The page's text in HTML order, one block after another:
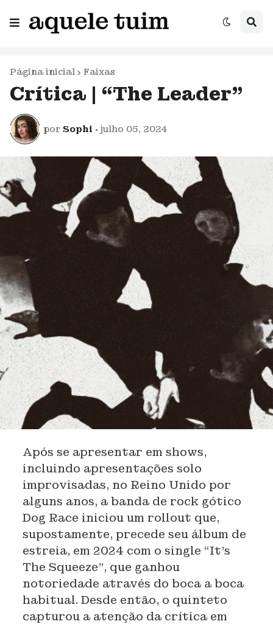
Página inicial Faixas
Crítica | “The Leader”
por Sophi • julho 05, 2024
Após se apresentar em shows,
incluindo apresentações solo
improvisadas, no Reino Unido por
alguns anos, a banda de rock gótico
Dog Race iniciou um rollout que,
supostamente, precede seu álbum de
estreia, em 2024 com o single “It’s
The Squeeze”, que ganhou
notoriedade através do boca a boca
habitual. Desde então, o quinteto
capturou a atenção da crítica em